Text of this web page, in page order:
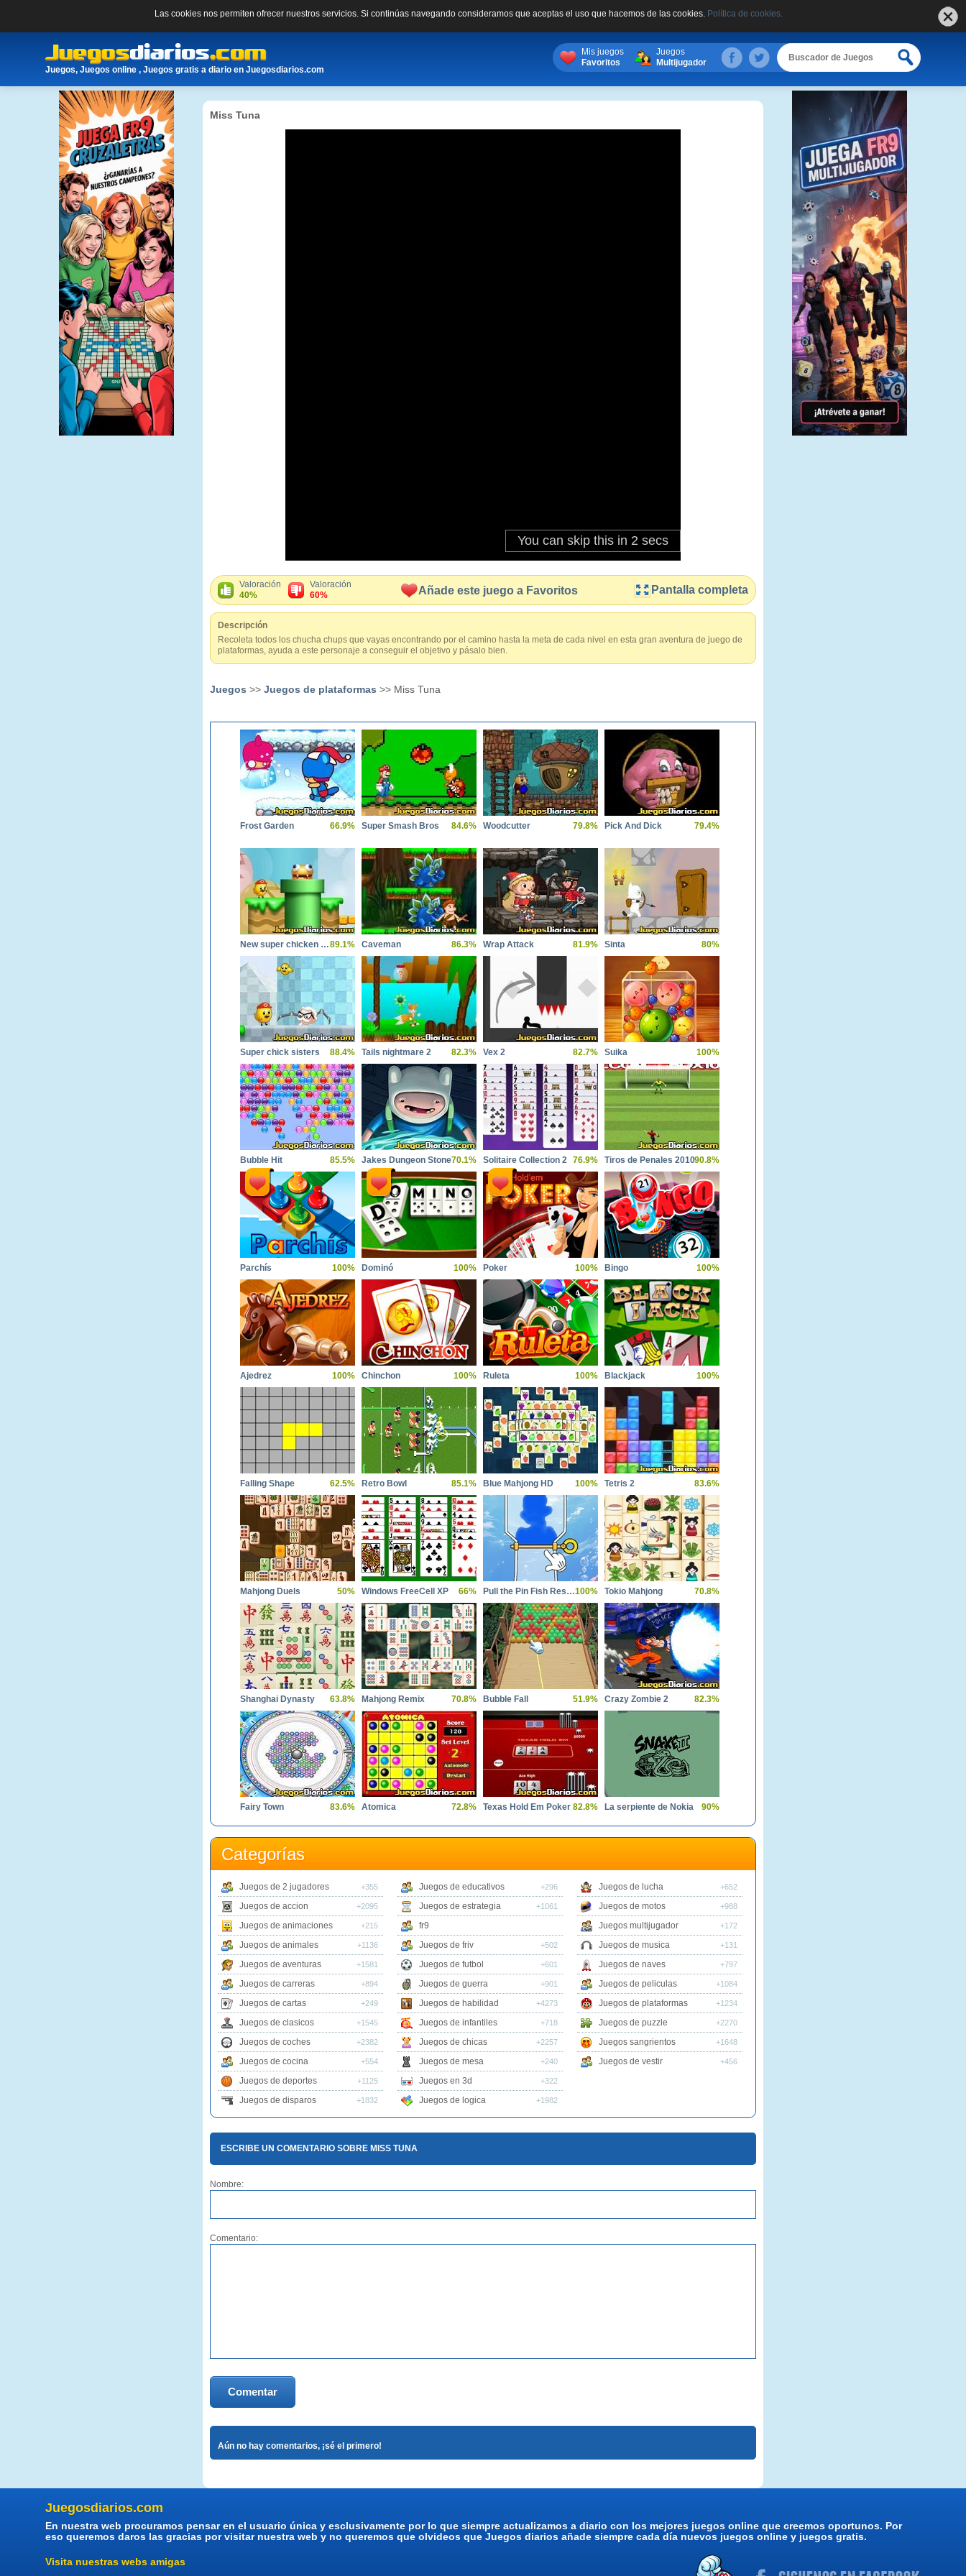
Las cookies nos permiten ofrecer nuestros servicios. Si continúas navegando consideramos que aceptas el uso que hacemos de las cookies. Política de cookies.
Juegos, Juegos online , Juegos gratis a diario en Juegosdiarios.com
Mis juegos
Favoritos
Juegos
Multijugador
Miss Tuna
Valoración
40%
Valoración
60%
Añade este juego a Favoritos Pantalla completa
Descripción
Recoleta todos los chucha chups que vayas encontrando por el camino hasta la meta de cada nivel en esta gran aventura de juego de
plataformas, ayuda a este personaje a conseguir el objetivo y pásalo bien.
Juegos >> Juegos de plataformas >> Miss Tuna
Frost Garden 66.9% Super Smash Bros 84.6% Woodcutter 79.8% Pick And Dick 79.4%
New super chicken sisters89.1% Caveman 86.3% Wrap Attack 81.9% Sinta 80%
Super chick sisters 88.4% Tails nightmare 2 82.3% Vex 2 82.7% Suika 100%
Bubble Hit 85.5% Jakes Dungeon Stone70.1% Solitaire Collection 2 76.9% Tiros de Penales 201090.8%
Parchís 100% Dominó 100% Poker 100% Bingo 100%
Ajedrez 100% Chinchon 100% Ruleta 100% Blackjack 100%
Falling Shape 62.5% Retro Bowl 85.1% Blue Mahjong HD 100% Tetris 2 83.6%
Mahjong Duels 50% Windows FreeCell XP 66% Pull the Pin Fish Rescue100% Tokio Mahjong 70.8%
Shanghai Dynasty 63.8% Mahjong Remix 70.8% Bubble Fall 51.9% Crazy Zombie 2 82.3%
Fairy Town 83.6% Atomica 72.8% Texas Hold Em Poker 82.8% La serpiente de Nokia 90%
Categorías
Juegos de 2 jugadores +355
Juegos de accion +2095
Juegos de animaciones +215
Juegos de animales +1136
Juegos de aventuras +1581
Juegos de carreras +894
Juegos de cartas +249
Juegos de clasicos +1545
Juegos de coches +2382
Juegos de cocina +554
Juegos de deportes +1125
Juegos de disparos +1832
Juegos de educativos +296
Juegos de estrategia +1061
fr9
Juegos de friv
+502
Juegos de futbol +601
Juegos de guerra +901
Juegos de habilidad +4273
Juegos de infantiles +718
Juegos de chicas +2257
Juegos de mesa +240
Juegos en 3d +322
Juegos de logica +1982
Juegos de lucha +652
Juegos de motos +988
Juegos multijugador +172
Juegos de musica +131
Juegos de naves +797
Juegos de peliculas +1084
Juegos de plataformas +1234
Juegos de puzzle +2270
Juegos sangrientos +1648
Juegos de vestir +456
ESCRIBE UN COMENTARIO SOBRE MISS TUNA
Nombre:
Comentario:
Comentar
Aún no hay comentarios, ¡sé el primero!
Juegosdiarios.com
En nuestra web procuramos pensar en el usuario única y esclusivamente por lo que siempre actualizamos a diario con los mejores juegos online que creemos oportunos. Por
eso queremos daros las gracias por visitar nuestra web y no queremos que olvideos que Juegos diarios añade siempre cada día nuevos juegos online y juegos gratis.
Visita nuestras webs amigas